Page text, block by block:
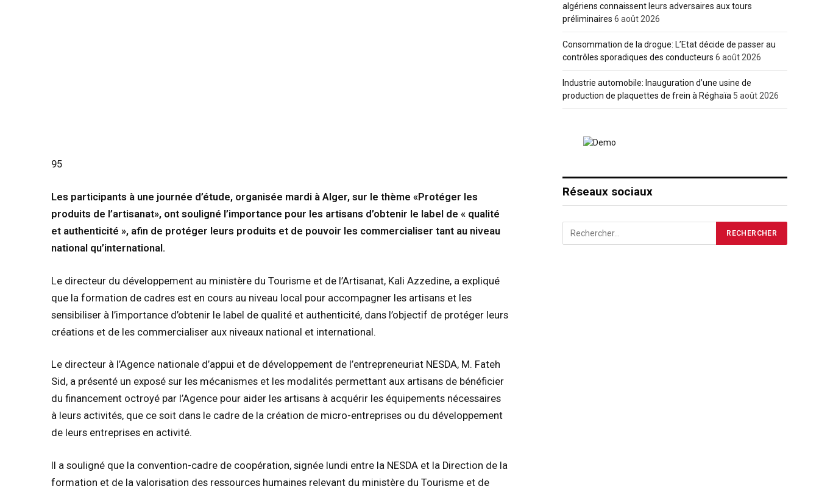
95
Les participants à une journée d’étude, organisée mardi à Alger, sur le thème «Protéger les
produits de l’artisanat», ont souligné l’importance pour les artisans d’obtenir le label de « qualité
et authenticité », afin de protéger leurs produits et de pouvoir les commercialiser tant au niveau
national qu’international.
Le directeur du développement au ministère du Tourisme et de l’Artisanat, Kali Azzedine, a expliqué
que la formation de cadres est en cours au niveau local pour accompagner les artisans et les
sensibiliser à l’importance d’obtenir le label de qualité et authenticité, dans l’objectif de protéger leurs
créations et de les commercialiser aux niveaux national et international.
Le directeur à l’Agence nationale d’appui et de développement de l’entrepreneuriat NESDA, M. Fateh
Sid, a présenté un exposé sur les mécanismes et les modalités permettant aux artisans de bénéficier
du financement octroyé par l’Agence pour aider les artisans à acquérir les équipements nécessaires
à leurs activités, que ce soit dans le cadre de la création de micro-entreprises ou du développement
de leurs entreprises en activité.
Il a souligné que la convention-cadre de coopération, signée lundi entre la NESDA et la Direction de la
formation et de la valorisation des ressources humaines relevant du ministère du Tourisme et de
algériens connaissent leurs adversaires aux tours
préliminaires 6 août 2026
Consommation de la drogue: L’Etat décide de passer au
contrôles sporadiques des conducteurs 6 août 2026
Industrie automobile: Inauguration d’une usine de
production de plaquettes de frein à Réghaïa 5 août 2026
Réseaux sociaux